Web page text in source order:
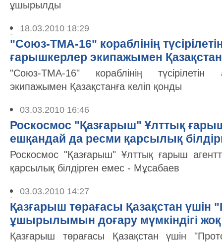
ұшырылды
18.03.2010 18:29
"Союз-ТМА-16" кораблінің
ғарышкерлер экипажымен
"Союз-ТМА-16" кораблінің
экипажымен Қазақстанға келіп қонды
03.03.2010 16:46
Роскосмос "Қазғарыш" Ұлттық ғарыш
ешқандай да ресми қарсылық
Роскосмос "Қазғарыш" Ұлттық ғарыш
қарсылық білдірген емес - Мұсабаев
03.03.2010 14:27
Қазғарыш төрағасы Қазақстан үшін
ұшырылымын доғару мүмкіндігі жоқ
Қазғарыш төрағасы Қазақстан үшін